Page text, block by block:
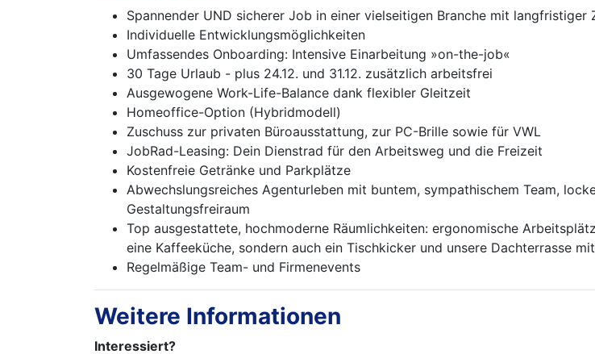
Spannender UND sicherer Job in einer vielseitigen Branche mit langfristiger
Individuelle Entwicklungsmöglichkeiten
Umfassendes Onboarding: Intensive Einarbeitung »on-the-job«
30 Tage Urlaub - plus 24.12. und 31.12. zusätzlich arbeitsfrei
Ausgewogene Work-Life-Balance dank flexibler Gleitzeit
Homeoffice-Option (Hybridmodell)
Zuschuss zur privaten Büroausstattung, zur PC-Brille sowie für VWL
JobRad-Leasing: Dein Dienstrad für den Arbeitsweg und die Freizeit
Kostenfreie Getränke und Parkplätze
Abwechslungsreiches Agenturleben mit buntem, sympathischem Team,
Gestaltungsfreiraum
Top ausgestattete, hochmoderne Räumlichkeiten: ergonomische
eine Kaffeeküche, sondern auch ein Tischkicker und unsere Dachterrasse
Regelmäßige Team- und Firmenevents
Weitere Informationen
Interessiert?